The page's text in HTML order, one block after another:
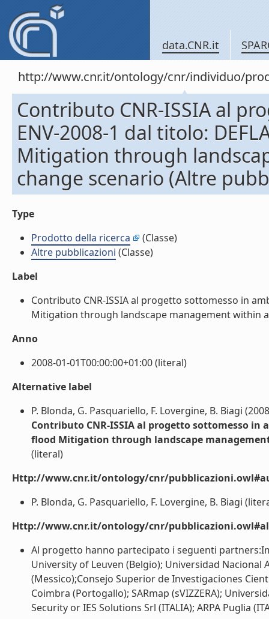
data.CNR.it
http://www.cnr.it/ontology/cnr/individuo/
Contributo CNR-ISSIA al
ENV-2008-1 dal titolo:
Mitigation through
change scenario (Altre
Type
Prodotto della ricerca
(Classe)
Altre pubblicazioni (Classe)
Label
Contributo CNR-ISSIA al progetto sottomesso in
Mitigation through landscape management within
Anno
2008-01-01T00:00:00+01:00 (literal)
Alternative label
P. Blonda, G. Pasquariello, F. Lovergine, B. Biagi
Contributo CNR-ISSIA al progetto sottomesso in
flood Mitigation through landscape
(literal)
Http://www.cnr.it/ontology/cnr/
P. Blonda, G. Pasquariello, F. Lovergine, B. Biagi
Http://www.cnr.it/ontology/cnr/
Al progetto hanno partecipato i seguenti
University of Leuven (Belgio); Universidad
(Messico);Consejo Superior de Investigaciones
Coimbra (Portogallo); SARmap (sVIZZERA);
Security or IES Solutions Srl (ITALIA); ARPA Puglia